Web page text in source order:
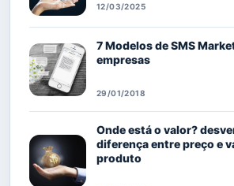
12/03/2025
7 Modelos de SMS
empresas
29/01/2018
Onde está o valor?
diferença entre preço e
produto